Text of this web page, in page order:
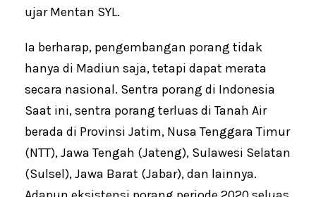
ujar Mentan SYL.
Ia berharap, pengembangan porang tidak
hanya di Madiun saja, tetapi dapat merata
secara nasional. Sentra porang di Indonesia
Saat ini, sentra porang terluas di Tanah Air
berada di Provinsi Jatim, Nusa Tenggara Timur
(NTT), Jawa Tengah (Jateng), Sulawesi Selatan
(Sulsel), Jawa Barat (Jabar), dan lainnya.